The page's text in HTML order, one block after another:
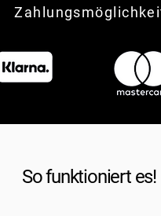
So funktioniert es!